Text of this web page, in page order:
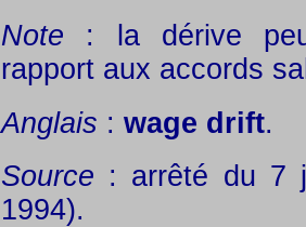
Note : la dérive
rapport aux accords
Anglais : wage drift.
Source : arrêté du 7
1994).